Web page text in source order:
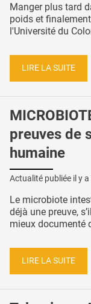
Manger plus tard
poids et
l'Université du
LIRE LA SUITE
preuves de
humaine
Actualité publiée il y a
Le microbiote
déjà une preuve,
mieux documenté
LIRE LA SUITE